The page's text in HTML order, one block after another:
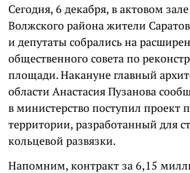
Сегодня, 6 декабря, в актовом
Волжского района жители
и депутаты собрались на
общественного совета по
площади. Накануне главный
области Анастасия Пузанова
в министерство поступил проект
территории, разработанный для
кольцевой развязки.
Напомним, контракт за 6,15